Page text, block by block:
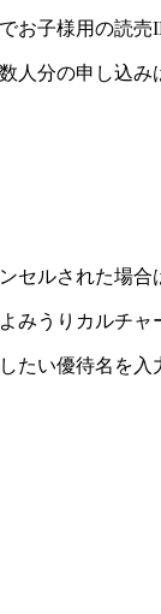
子様用の読売
分の申し込
ルされた場合
うりカルチャ
い優待名を入